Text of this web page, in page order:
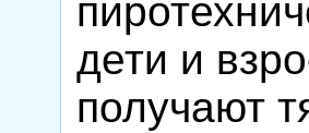
дети и
получают